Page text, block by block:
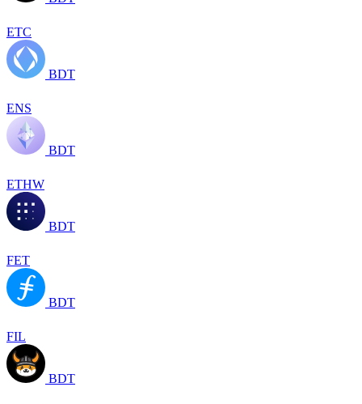
ETC
BDT
ENS
BDT
ETHW
BDT
FET
BDT
FIL
BDT